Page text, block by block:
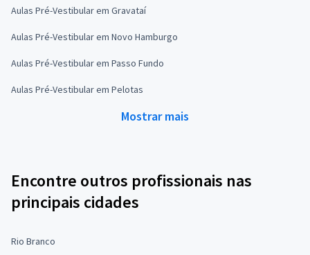
Aulas Pré-Vestibular em Gravataí
Aulas Pré-Vestibular em Novo Hamburgo
Aulas Pré-Vestibular em Passo Fundo
Aulas Pré-Vestibular em Pelotas
Mostrar mais
Encontre outros profissionais nas
principais cidades
Rio Branco